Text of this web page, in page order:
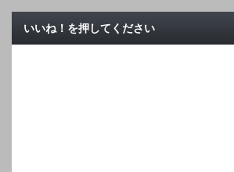
いいね！を押してください